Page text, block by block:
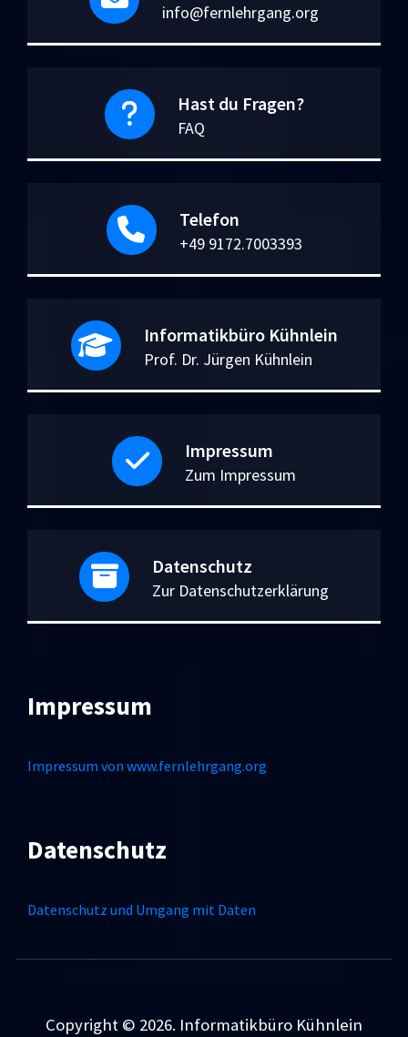
info@fernlehrgang.org
Hast du Fragen?
FAQ
Telefon
+49 9172.7003393
Informatikbüro Kühnlein
Prof. Dr. Jürgen Kühnlein
Impressum
Zum Impressum
Datenschutz
Zur Datenschutzerklärung
Impressum
Impressum von www.fernlehrgang.org
Datenschutz
Datenschutz und Umgang mit Daten
Copyright © 2026. Informatikbüro Kühnlein